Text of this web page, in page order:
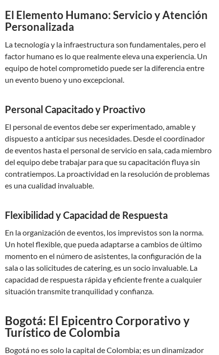
El Elemento Humano: Servicio y Atención
Personalizada
La tecnología y la infraestructura son fundamentales, pero el
factor humano es lo que realmente eleva una experiencia. Un
equipo de hotel comprometido puede ser la diferencia entre
un evento bueno y uno excepcional.
Personal Capacitado y Proactivo
El personal de eventos debe ser experimentado, amable y
dispuesto a anticipar sus necesidades. Desde el coordinador
de eventos hasta el personal de servicio en sala, cada miembro
del equipo debe trabajar para que su capacitación fluya sin
contratiempos. La proactividad en la resolución de problemas
es una cualidad invaluable.
Flexibilidad y Capacidad de Respuesta
En la organización de eventos, los imprevistos son la norma.
Un hotel flexible, que pueda adaptarse a cambios de último
momento en el número de asistentes, la configuración de la
sala o las solicitudes de catering, es un socio invaluable. La
capacidad de respuesta rápida y eficiente frente a cualquier
situación transmite tranquilidad y confianza.
Bogotá: El Epicentro Corporativo y
Turístico de Colombia
Bogotá no es solo la capital de Colombia; es un dinamizador